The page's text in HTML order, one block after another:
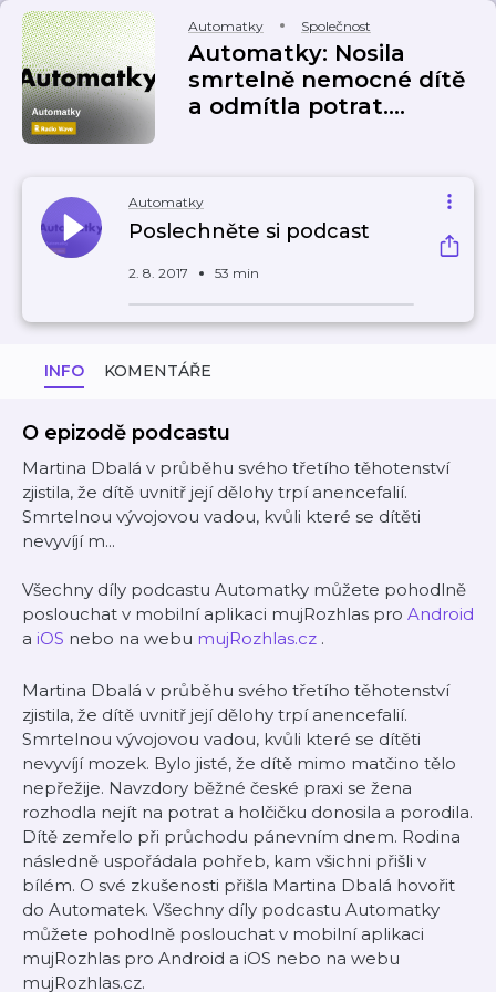
Automatky Společnost
Automatky: Nosila
smrtelně nemocné dítě
a odmítla potrat....
Automatky
Poslechněte si podcast
2. 8. 2017 53 min
INFO KOMENTÁŘE
O epizodě podcastu
Martina Dbalá v průběhu svého třetího těhotenství
zjistila, že dítě uvnitř její dělohy trpí anencefalií.
Smrtelnou vývojovou vadou, kvůli které se dítěti
nevyvíjí m...
Všechny díly podcastu Automatky můžete pohodlně
poslouchat v mobilní aplikaci mujRozhlas pro Android
a iOS nebo na webu mujRozhlas.cz .
Martina Dbalá v průběhu svého třetího těhotenství
zjistila, že dítě uvnitř její dělohy trpí anencefalií.
Smrtelnou vývojovou vadou, kvůli které se dítěti
nevyvíjí mozek. Bylo jisté, že dítě mimo matčino tělo
nepřežije. Navzdory běžné české praxi se žena
rozhodla nejít na potrat a holčičku donosila a porodila.
Dítě zemřelo při průchodu pánevním dnem. Rodina
následně uspořádala pohřeb, kam všichni přišli v
bílém. O své zkušenosti přišla Martina Dbalá hovořit
do Automatek. Všechny díly podcastu Automatky
můžete pohodlně poslouchat v mobilní aplikaci
mujRozhlas pro Android a iOS nebo na webu
mujRozhlas.cz.